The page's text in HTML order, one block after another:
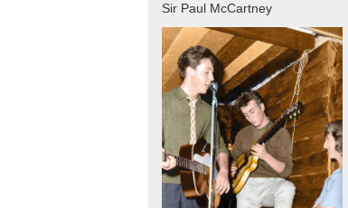
Sir Paul McCartney